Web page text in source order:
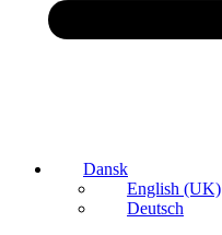
Dansk
English (UK)
Deutsch